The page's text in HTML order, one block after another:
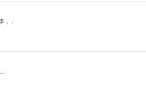
，...